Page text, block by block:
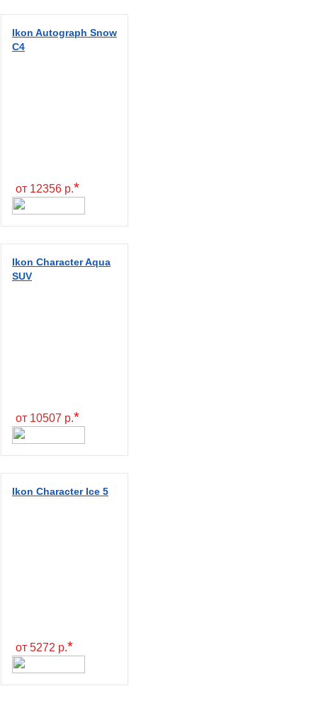
Ikon Autograph Snow
C4
от 12356 р.*
Ikon Character Aqua
SUV
от 10507 р.*
Ikon Character Ice 5
от 5272 р.*